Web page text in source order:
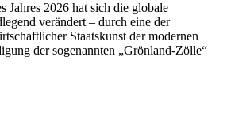
Jahres 2026 hat sich die globale
verändert – durch eine der
Staatskunst der modernen
der sogenannten „Grönland-Zölle“